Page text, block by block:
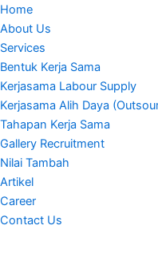
Home
About Us
Services
Bentuk Kerja Sama
Kerjasama Labour Supply
Kerjasama Alih Daya
Tahapan Kerja Sama
Gallery Recruitment
Nilai Tambah
Artikel
Career
Contact Us